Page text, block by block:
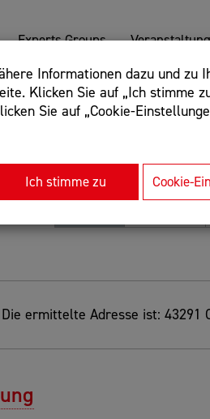
Informationen dazu und zu
Klicken Sie auf „Ich stimme
Sie auf „Cookie-
Ich stimme zu Cookie-
Experts Groups
einschließen: +webshop, Begriff
ermittelte Adresse ist: 43291